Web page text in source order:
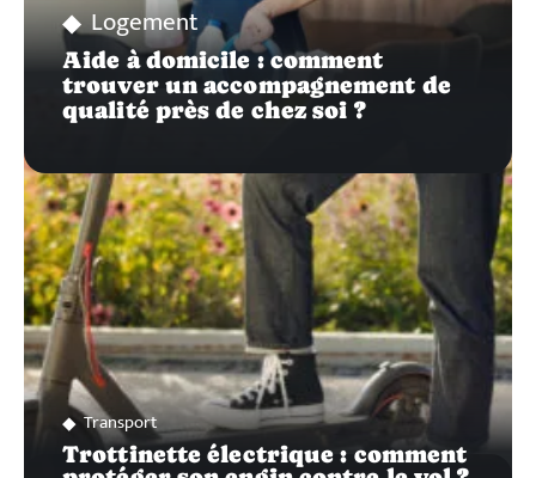
Logement
Aide à domicile : comment
trouver un accompagnement de
qualité près de chez soi ?
Transport
Trottinette électrique : comment